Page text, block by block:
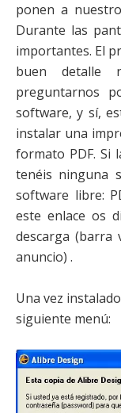
ponen a
Durante las
importantes. El
buen detalle
preguntarnos
software, y sí,
instalar una
formato PDF. Si
tenéis ninguna
software libre:
este enlace os
descarga (barra
anuncio) .
Una vez
siguiente menú: